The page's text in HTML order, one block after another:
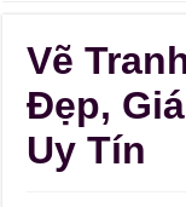
Vẽ
Đẹp,
Uy Tín